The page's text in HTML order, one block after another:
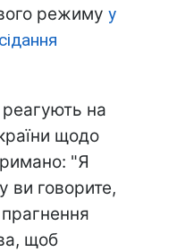
режиму у
на
щодо
"Я
ви говорите,
щоб